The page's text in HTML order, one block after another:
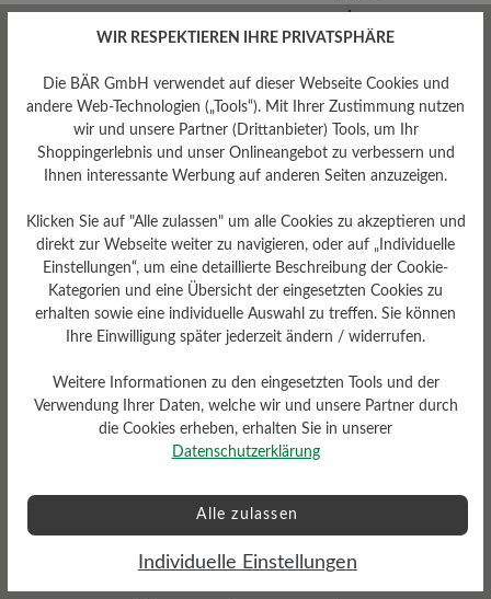
Sohlentyp
HikeTec Sohle aus PU,
Gummi, TPU und Nylon,
FIRMOFLEX im
Wetterschutz
WIR RESPEKTIEREN IHRE PRIVATSPHÄRE
Die BÄR GmbH verwendet auf dieser Webseite Cookies und
andere Web-Technologien („Tools“). Mit Ihrer Zustimmung nutzen
wir und unsere Partner (Drittanbieter) Tools, um Ihr
Shoppingerlebnis und unser Onlineangebot zu verbessern und
Ihnen interessante Werbung auf anderen Seiten anzuzeigen.
Klicken Sie auf "Alle zulassen" um alle Cookies zu akzeptieren und
direkt zur Webseite weiter zu navigieren, oder auf „Individuelle
Einstellungen“, um eine detaillierte Beschreibung der Cookie-
Kategorien und eine Übersicht der eingesetzten Cookies zu
erhalten sowie eine individuelle Auswahl zu treffen. Sie können
Ihre Einwilligung später jederzeit ändern / widerrufen.
Weitere Informationen zu den eingesetzten Tools und der
Verwendung Ihrer Daten, welche wir und unsere Partner durch
die Cookies erheben, erhalten Sie in unserer
Datenschutzerklärung
Alle zulassen
Individuelle Einstellungen